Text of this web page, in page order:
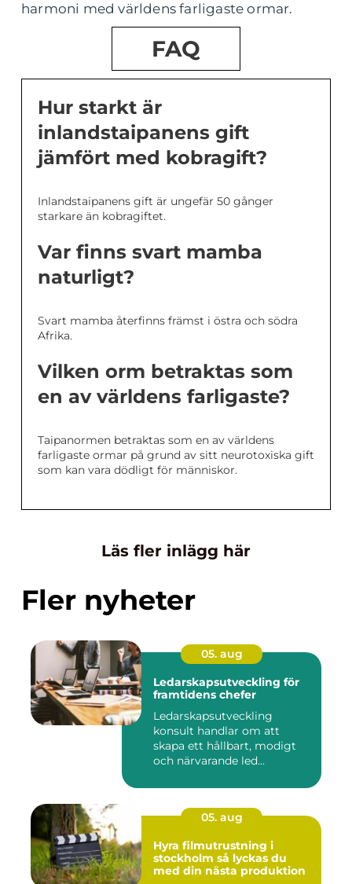
harmoni med världens farligaste ormar.
FAQ
Hur starkt är
inlandstaipanens gift
jämfört med kobragift?
Inlandstaipanens gift är ungefär 50 gånger
starkare än kobragiftet.
Var finns svart mamba
naturligt?
Svart mamba återfinns främst i östra och södra
Afrika.
Vilken orm betraktas som
en av världens farligaste?
Taipanormen betraktas som en av världens
farligaste ormar på grund av sitt neurotoxiska gift
som kan vara dödligt för människor.
Läs fler inlägg här
Fler nyheter
05. aug
Ledarskapsutveckling för
framtidens chefer
Ledarskapsutveckling
konsult handlar om att
skapa ett hållbart, modigt
och närvarande led...
05. aug
Hyra filmutrustning i
stockholm så lyckas du
med din nästa produktion